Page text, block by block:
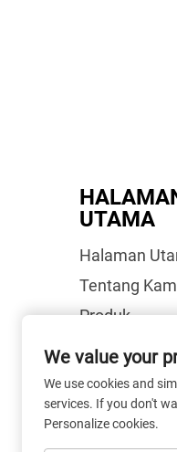
UTAMA
Halaman
Tentang
Produk
Berita
Hubungi
Soalan Lazim
We value your
We use cookies and
services. If you don't
Personalize cookies.